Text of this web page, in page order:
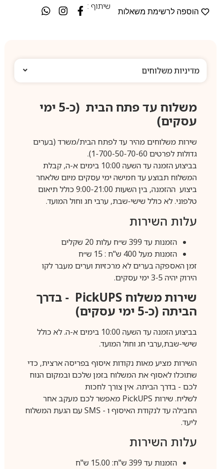
הוספה לרשימת משאלות
שיתוף :
מדיניות משלוחים
משלוח עד פתח הבית (כ-5 ימי
עסקים)
שירות משלוחים מהיר עד לפתח הבית/משרד (בערים
גדולות לפרטים 1-700-50-70-60).
בביצוע הזמנה עד השעה 10:00 בימים א-ה, קבלת
המשלוח תבוצע עד חמישה ימי עסקים מיום שלאחר
ביצוע ההזמנה, בין השעות 9:00-21:00 כולל תיאום
טלפוני. לא כולל שישי-שבת, ערבי חג וחול המועד.
עלות השירות
הזמנות עד 399 ש״ח עלות 20 שקלים
הזמנות מעל 400 ש"ח : 15 ש״ח
זמן האספקה בערים לא מרכזיות וערים מעבר לקו
הירוק יהיה 3-5 ימי עסקים.
שירות משלוח PickUPS- בדרך
הביתה (כ-5 ימי עסקים)
בביצוע הזמנה עד השעה 10:00 בימים א-ה. לא כולל
שישי-שבת,ערבי חג וחול המועד.
השירות מציע מאות נקודות איסוף בפריסה ארצית, כדי
שתוכלו לאסוף את המשלוח בזמן שלכם ובמקום הנוח
לכם - בדרך הביתה. אין צורך לחכות
לשליח. שירות PickUPSמאפשר לכם מעקב אחר
החבילה עד לנקודת האיסוף ו - SMSעם הגעת המשלוח
ליעד.
עלות השירות
הזמנות עד 399 ש"ח: 15.00 ש"ח